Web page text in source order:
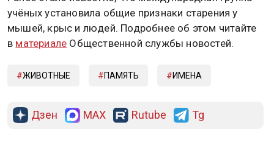
учёных установила общие признаки старения у
мышей, крыс и людей. Подробнее об этом читайте
в материале Общественной службы новостей.
ЖИВОТНЫЕ ПАМЯТЬ ИМЕНА
Дзен MAX Rutube Tg